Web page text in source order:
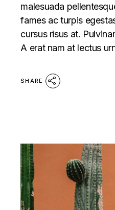
malesuada
fames ac turpis
cursus risus at.
A erat nam at lectus
SHARE